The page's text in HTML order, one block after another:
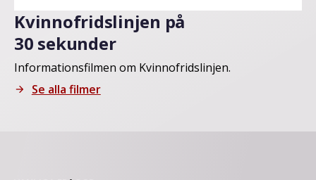
Kvinnofridslinjen på
30 sekunder
Informationsfilmen om Kvinnofridslinjen.
arrow_forward Se alla filmer